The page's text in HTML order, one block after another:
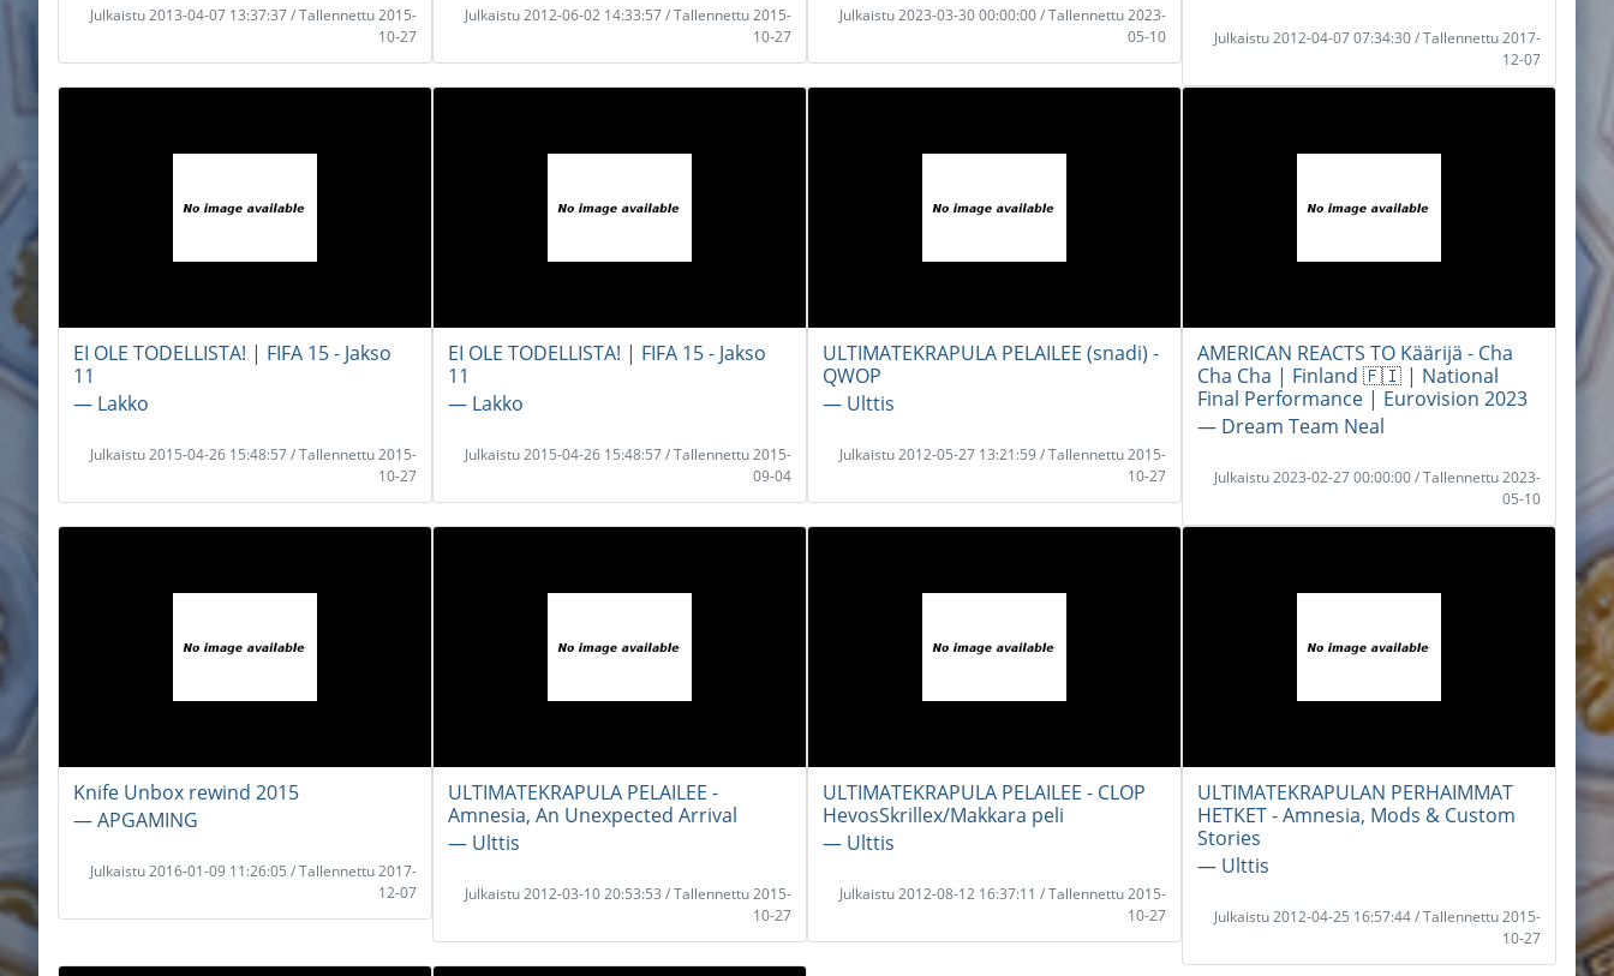
Julkaistu 2013-04-07 13:37:37 / Tallennettu 2015-
10-27
Julkaistu 2012-06-02 14:33:57 / Tallennettu 2015-
10-27
Julkaistu 2023-03-30 00:00:00 / Tallennettu 2023-
05-10
Julkaistu 2012-04-07 07:34:30 / Tallennettu 2017-
12-07
EI OLE TODELLISTA! | FIFA 15 - Jakso
11
― Lakko
Julkaistu 2015-04-26 15:48:57 / Tallennettu 2015-
10-27
EI OLE TODELLISTA! | FIFA 15 - Jakso
11
― Lakko
Julkaistu 2015-04-26 15:48:57 / Tallennettu 2015-
09-04
ULTIMATEKRAPULA PELAILEE (snadi) -
QWOP
― Ulttis
Julkaistu 2012-05-27 13:21:59 / Tallennettu 2015-
10-27
AMERICAN REACTS TO Käärijä - Cha
Cha Cha | Finland 🇫🇮 | National
Final Performance | Eurovision 2023
― Dream Team Neal
Julkaistu 2023-02-27 00:00:00 / Tallennettu 2023-
05-10
Knife Unbox rewind 2015
― APGAMING
Julkaistu 2016-01-09 11:26:05 / Tallennettu 2017-
12-07
ULTIMATEKRAPULA PELAILEE -
Amnesia, An Unexpected Arrival
― Ulttis
Julkaistu 2012-03-10 20:53:53 / Tallennettu 2015-
10-27
ULTIMATEKRAPULA PELAILEE - CLOP
HevosSkrillex/Makkara peli
― Ulttis
Julkaistu 2012-08-12 16:37:11 / Tallennettu 2015-
10-27
ULTIMATEKRAPULAN PERHAIMMAT
HETKET - Amnesia, Mods & Custom
Stories
― Ulttis
Julkaistu 2012-04-25 16:57:44 / Tallennettu 2015-
10-27